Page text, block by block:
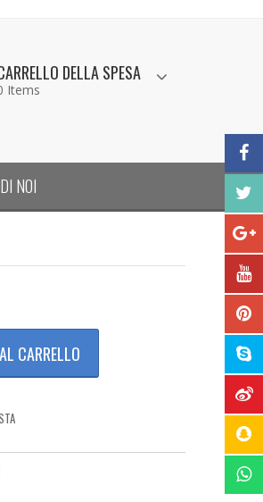
DELLA SPESA
Items
NOI
CARRELLO